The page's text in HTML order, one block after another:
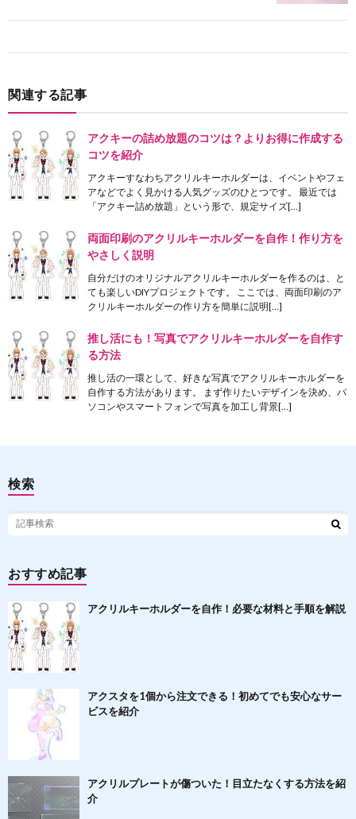
関連する記事
アクキーの詰め放題のコツは？よりお得に作成する
コツを紹介
アクキーすなわちアクリルキーホルダーは、イベントやフェ
アなどでよく見かける人気グッズのひとつです。 最近では
「アクキー詰め放題」という形で、規定サイズ[…]
両面印刷のアクリルキーホルダーを自作！作り方を
やさしく説明
自分だけのオリジナルアクリルキーホルダーを作るのは、と
ても楽しいDIYプロジェクトです。 ここでは、両面印刷のア
クリルキーホルダーの作り方を簡単に説明[…]
推し活にも！写真でアクリルキーホルダーを自作す
る方法
推し活の一環として、好きな写真でアクリルキーホルダーを
自作する方法があります。 まず作りたいデザインを決め、パ
ソコンやスマートフォンで写真を加工し背景[…]
検索
おすすめ記事
アクリルキーホルダーを自作！必要な材料と手順を解説
アクスタを1個から注文できる！初めてでも安心なサー
ビスを紹介
アクリルプレートが傷ついた！目立たなくする方法を紹
介